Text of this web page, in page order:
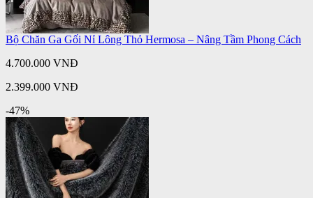
Bộ Chăn Ga Gối Nỉ Lông Thỏ Hermosa – Nâng Tầm Phong Cách
4.700.000 VNĐ
2.399.000 VNĐ
-47%